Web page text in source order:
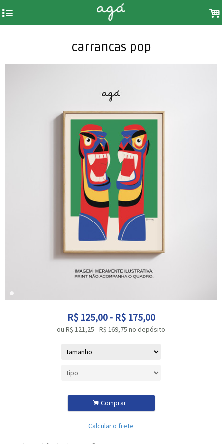
4 .
carrancas pop
R$ 125,00 - R$ 175,00
ou R$ 121,25 -R$ 169,75 no depósito
. Comprar
Calcular o frete